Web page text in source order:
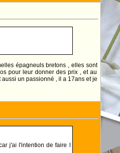
épagneuls bretons , elles sont
pour leur donner des prix , et au
un passionné , il a 17ans et je
j'ai l'intention de faire l